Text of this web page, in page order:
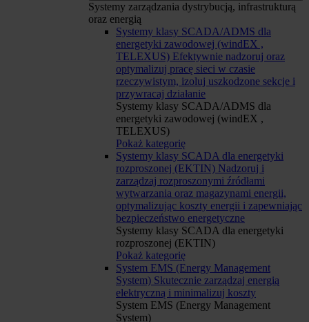
Systemy zarządzania dystrybucją, infrastrukturą
oraz energią
Systemy klasy SCADA/ADMS dla
energetyki zawodowej (windEX ,
TELEXUS) Efektywnie nadzoruj oraz
optymalizuj pracę sieci w czasie
rzeczywistym, izoluj uszkodzone sekcje i
przywracaj działanie
Systemy klasy SCADA/ADMS dla
energetyki zawodowej (windEX ,
TELEXUS)
Pokaż kategorię
Systemy klasy SCADA dla energetyki
rozproszonej (EKTIN) Nadzoruj i
zarządzaj rozproszonymi źródłami
wytwarzania oraz magazynami energii,
optymalizując koszty energii i zapewniając
bezpieczeństwo energetyczne
Systemy klasy SCADA dla energetyki
rozproszonej (EKTIN)
Pokaż kategorię
System EMS (Energy Management
System) Skutecznie zarządzaj energią
elektryczną i minimalizuj koszty
System EMS (Energy Management
System)